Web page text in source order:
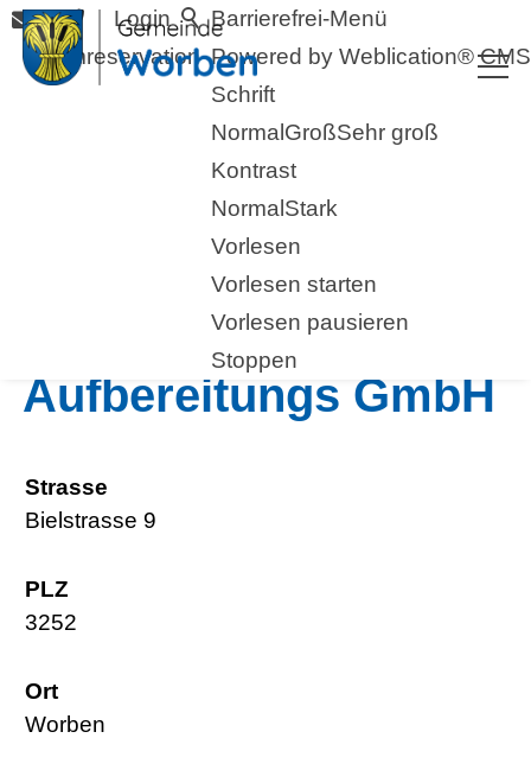
Barrierefrei-Menü
Powered by Weblication® CMS
Schrift
Normal GroßSehr groß
Kontrast
Normal Stark
Vorlesen
Vorlesen starten
Vorlesen pausieren
Stoppen
Login
Raumreservation
zurück zur Übersicht
AB-Crush
Aufbereitungs GmbH
Strasse
Bielstrasse 9
PLZ
3252
Ort
Worben